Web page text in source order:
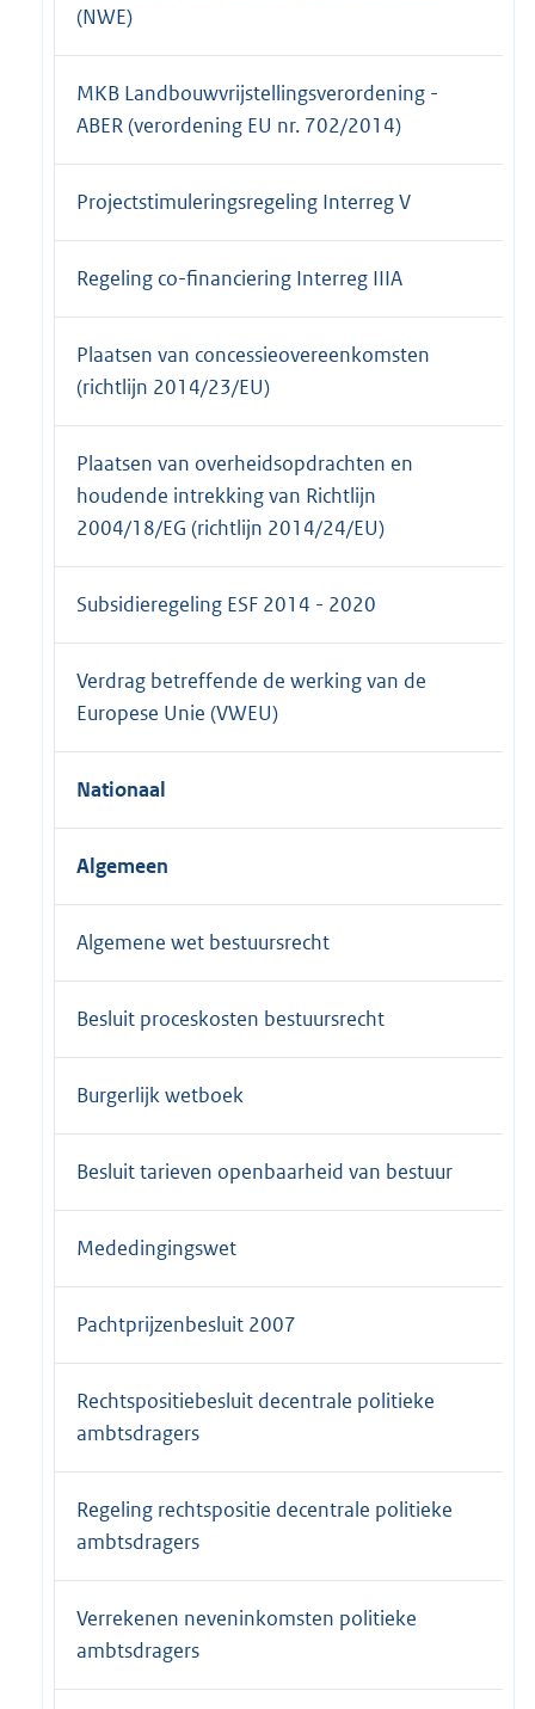
(NWE)
MKB Landbouwvrijstellingsverordening -
ABER (verordening EU nr. 702/2014)
Projectstimuleringsregeling Interreg V
Regeling co-financiering Interreg IIIA
Plaatsen van concessieovereenkomsten
(richtlijn 2014/23/EU)
Plaatsen van overheidsopdrachten en
houdende intrekking van Richtlijn
2004/18/EG (richtlijn 2014/24/EU)
Subsidieregeling ESF 2014 - 2020
Verdrag betreffende de werking van de
Europese Unie (VWEU)
Nationaal
Algemeen
Algemene wet bestuursrecht
Besluit proceskosten bestuursrecht
Burgerlijk wetboek
Besluit tarieven openbaarheid van bestuur
Mededingingswet
Pachtprijzenbesluit 2007
Rechtspositiebesluit decentrale politieke
ambtsdragers
Regeling rechtspositie decentrale politieke
ambtsdragers
Verrekenen neveninkomsten politieke
ambtsdragers